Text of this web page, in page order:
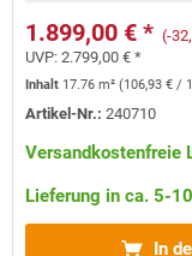
1.899,00 € * (-
UVP:2.799,00 € *
Inhalt 17.76 m²(106,93 € /
Artikel-Nr.:240710
Versandkostenfreie
Lieferung in ca. 5-
In